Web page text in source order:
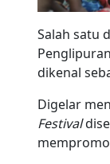
Salah satu
dikenal
Digelar
Festival